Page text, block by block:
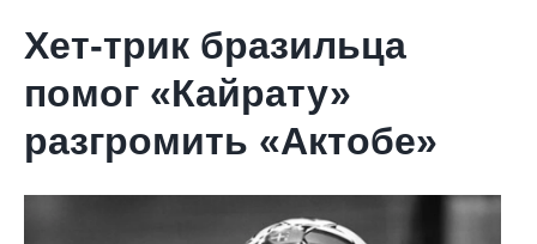
Хет-трик бразильца
помог «Кайрату»
разгромить «Актобе»